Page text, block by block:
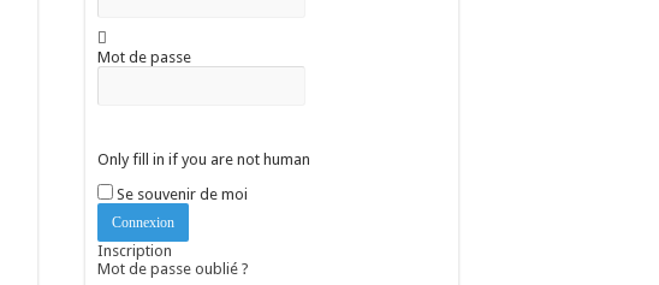
Mot de passe
Only fill in if you are not human
Se souvenir de moi
Inscription
Mot de passe oublié ?